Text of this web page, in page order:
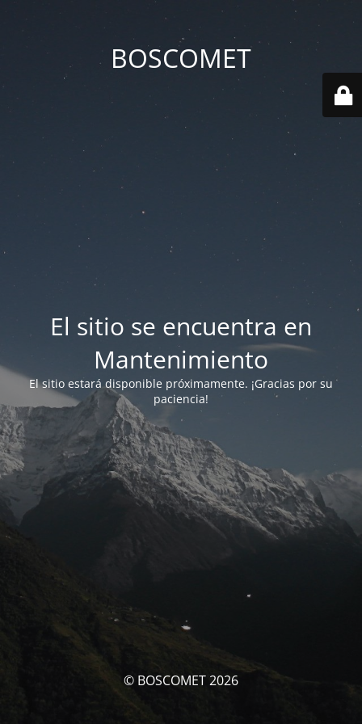
BOSCOMET
El sitio se encuentra en
Mantenimiento
El sitio estará disponible próximamente. ¡Gracias por su
paciencia!
© BOSCOMET 2026